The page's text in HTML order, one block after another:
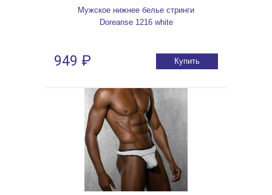
Мужское нижнее белье стринги
Doreanse 1216 white
949 ₽ Купить